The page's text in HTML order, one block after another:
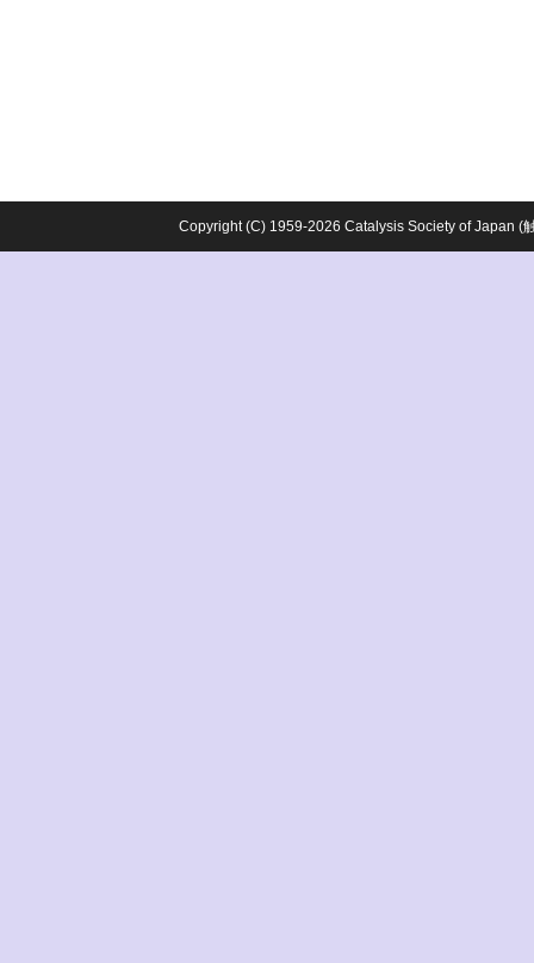
Copyright (C) 1959-2026 Catalysis Society of Japan (